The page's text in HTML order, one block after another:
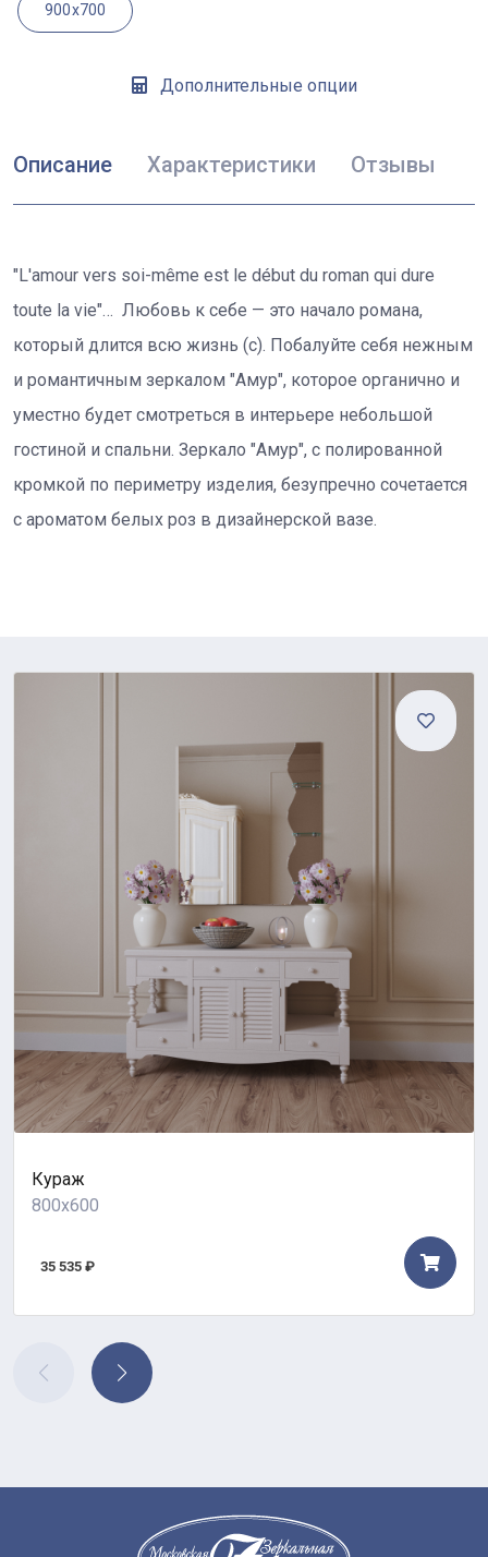
900x700
Дополнительные опции
Описание Характеристики Отзывы
"L'amour vers soi-même est le début du roman qui dure
toute la vie"… Любовь к себе — это начало романа,
который длится всю жизнь (с). Побалуйте себя нежным
и романтичным зеркалом "Амур", которое органично и
уместно будет смотреться в интерьере небольшой
гостиной и спальни. Зеркало "Амур", с полированной
кромкой по периметру изделия, безупречно сочетается
с ароматом белых роз в дизайнерской вазе.
Кураж
800x600
35 535 ₽